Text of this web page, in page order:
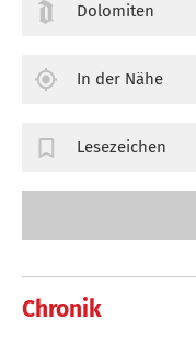
Chronik
Dolomiten
In der Nähe
Lesezeichen